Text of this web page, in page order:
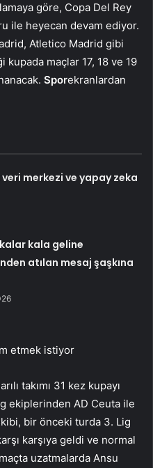
göre, Copa Del Rey
ile heyecan devam ediyor.
Atletico Madrid gibi
kupada maçlar 17, 18 ve 19
Sporekranlardan
merkezi ve yapay zeka
kala geline
atılan mesaj şaşkına
etmek istiyor
takımı 31 kez kupayı
ekiplerinden AD Ceuta ile
bir önceki turda 3. Lig
karşıya geldi ve normal
uzatmalarda Ansu